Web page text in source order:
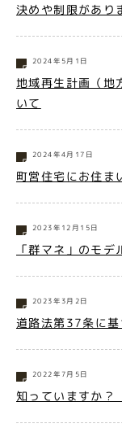
決めや制限があり
2024年5月1日
地域再生計画（地
いて
2024年4月17日
町営住宅にお住ま
2023年12月15日
「群マネ」のモデ
2023年3月2日
道路法第37条に
2022年7月5日
知っていますか